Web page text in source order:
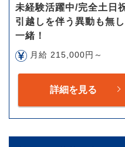
未経験活躍中/完全土日
引越しを伴う異動も無
一緒！
月給 215,000円～
詳細を見る